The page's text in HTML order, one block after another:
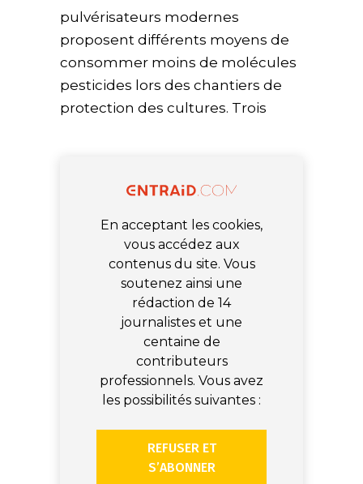
pulvérisateurs modernes
proposent différents moyens de
consommer moins de molécules
pesticides lors des chantiers de
protection des cultures. Trois
En acceptant les cookies,
vous accédez aux
contenus du site. Vous
soutenez ainsi une
rédaction de 14
journalistes et une
centaine de
contributeurs
professionnels. Vous avez
les possibilités suivantes :
REFUSER ET
S’ABONNER